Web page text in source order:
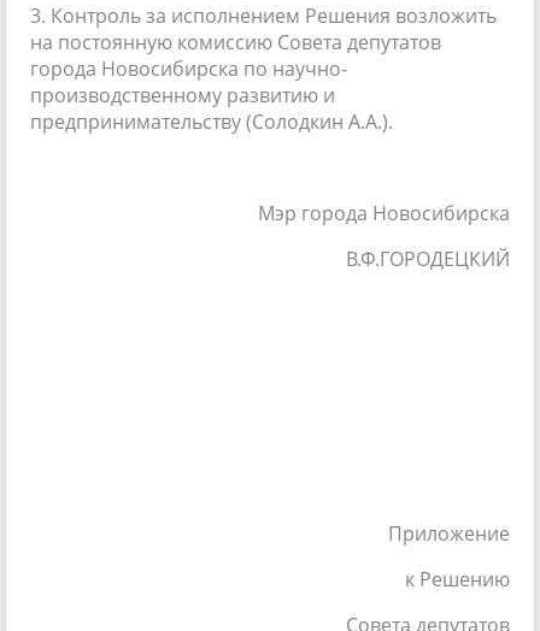
3. Контроль за исполнением Решения возложить
на постоянную комиссию Совета депутатов
города Новосибирска по научно-
производственному развитию и
предпринимательству (Солодкин А.А.).
Мэр города Новосибирска
В.Ф.ГОРОДЕЦКИЙ
Приложение
к Решению
Совета депутатов